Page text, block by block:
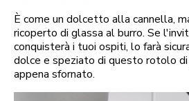
È come un dolcetto alla cannella,
ricoperto di glassa al burro. Se
conquisterà i tuoi ospiti, lo farà
dolce e speziato di questo rotolo
appena sfornato.